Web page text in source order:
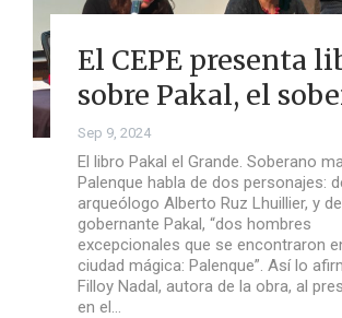
El CEPE presenta
sobre Pakal, el
Sep 9, 2024
El libro Pakal el Grande. Soberano
Palenque habla de dos personajes:
arqueólogo Alberto Ruz Lhuillier, y
gobernante Pakal, “dos hombres
excepcionales que se encontraron
ciudad mágica: Palenque”. Así lo
Filloy Nadal, autora de la obra, al
en el…